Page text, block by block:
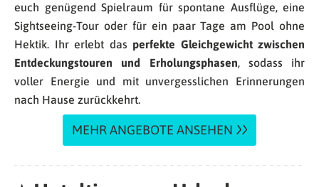
euch genügend Spielraum für spontane Ausflüge, eine
Sightseeing-Tour oder für ein paar Tage am Pool ohne
Hektik. Ihr erlebt das perfekte Gleichgewicht zwischen
Entdeckungstouren und Erholungsphasen, sodass ihr
voller Energie und mit unvergesslichen Erinnerungen
nach Hause zurückkehrt.
MEHR ANGEBOTE ANSEHEN